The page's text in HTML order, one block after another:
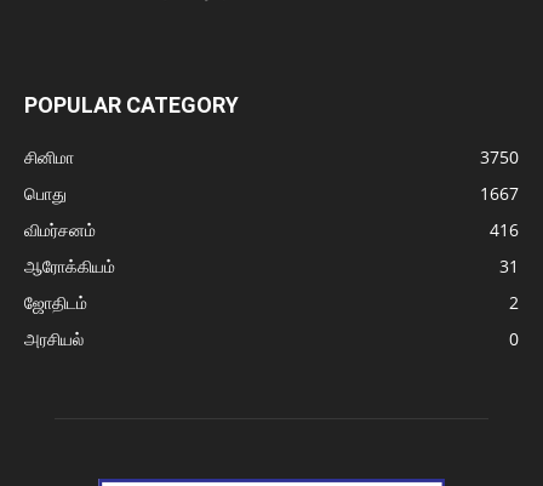
POPULAR CATEGORY
சினிமா
3750
பொது
1667
விமர்சனம்
416
ஆரோக்கியம்
31
ஜோதிடம்
2
அரசியல்
0